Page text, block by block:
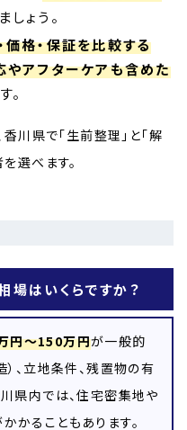
しょう。
格・保証を比較する
やアフターケアも含めた
。
川県で「生前整理」と「解
選べます。
場はいくらですか？
円〜150万円が一般的
、立地条件、残置物の有
県内では、住宅密集地や
かることもあります。